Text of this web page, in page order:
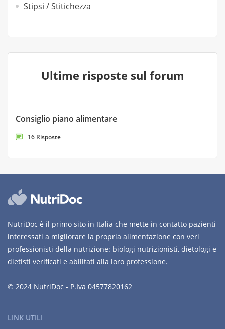
Stipsi / Stitichezza
Ultime risposte sul forum
Consiglio piano alimentare
16 Risposte
NutriDoc è il primo sito in Italia che mette in contatto pazienti
interessati a migliorare la propria alimentazione con veri
professionisti della nutrizione: biologi nutrizionisti, dietologi e
dietisti verificati e abilitati alla loro professione.
© 2024 NutriDoc - P.Iva 04577820162
LINK UTILI